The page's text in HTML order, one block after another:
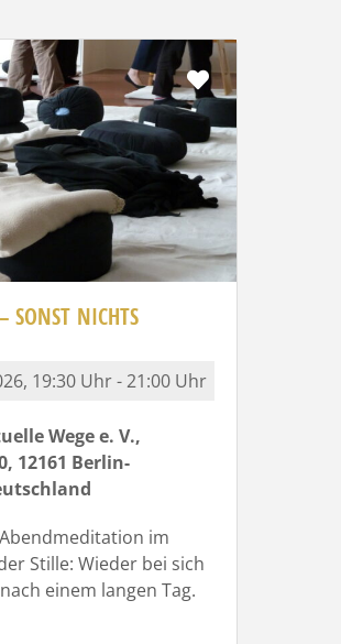
Favorit
SONST NICHTS
19:30 Uhr - 21:00 Uhr
Wege e. V.,
12161 Berlin-
im
Stille: Wieder bei sich
einem langen Tag.